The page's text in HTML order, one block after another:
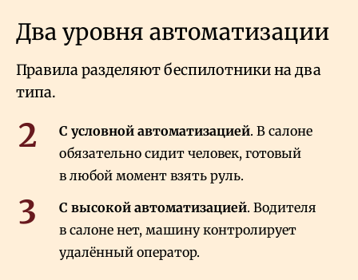
Два уровня автоматизации
Правила разделяют беспилотники на два
типа.
С условной автоматизацией. В салоне
обязательно сидит человек, готовый
в любой момент взять руль.
С высокой автоматизацией. Водителя
в салоне нет, машину контролирует
удалённый оператор.